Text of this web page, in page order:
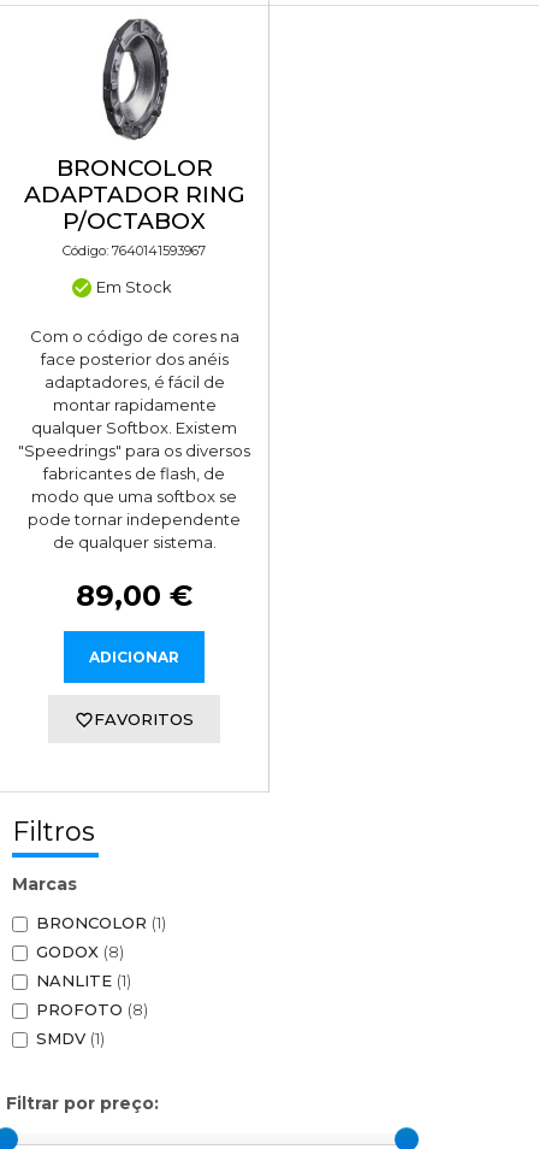
Filtros
Marcas
BRONCOLOR (1)
GODOX (8)
NANLITE (1)
PROFOTO (8)
SMDV (1)
Filtrar por preço:
BRONCOLOR
ADAPTADOR RING
P/OCTABOX
Código: 7640141593967
Em Stock
Com o código de cores na
face posterior dos anéis
adaptadores, é fácil de
montar rapidamente
qualquer Softbox. Existem
"Speedrings" para os diversos
fabricantes de flash, de
modo que uma softbox se
pode tornar independente
de qualquer sistema.
89,00 €
ADICIONAR
FAVORITOS